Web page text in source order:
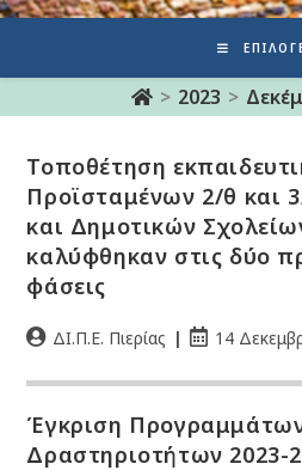
> 2023 >
Τοποθέτηση
Προϊσταμένων 2/θ και
και Δημοτικών
καλύφθηκαν στις δύο
φάσεις
ΔΙ.Π.Ε. Πιερίας 14
Έγκριση
Δραστηριοτήτων 2023-